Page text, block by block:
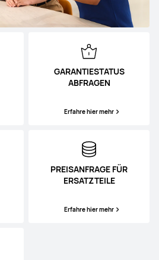
GARANTIESTATUS
ABFRAGEN
Erfahre hier mehr
PREISANFRAGE FÜR
ERSATZTEILE
Erfahre hier mehr